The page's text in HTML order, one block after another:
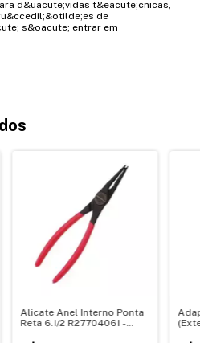
d&uacute;vidas t&eacute;cnicas,
de
s&oacute; entrar em
Alicate Anel Interno Ponta
Reta 6.1/2 R27704061 -